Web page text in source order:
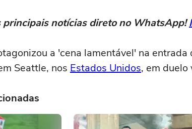
principais notícias direto no WhatsApp!
a 'cena lamentável' na
Seattle, nos Estados Unidos, em